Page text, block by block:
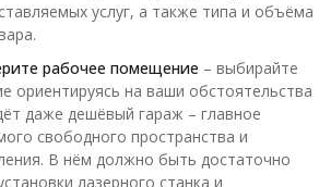
услуг, а также типа и объёма
рабочее помещение – выбирайте
ориентируясь на ваши обстоятельства
даже дешёвый гараж – главное
свободного пространства и
В нём должно быть достаточно
лазерного станка и